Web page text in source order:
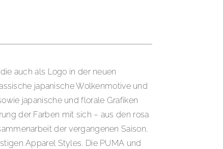
auch als Logo in der neuen
japanische Wolkenmotive und
japanische und florale Grafiken
der Farben mit sich – aus den rosa
der vergangenen Saison,
Apparel Styles. Die PUMA und